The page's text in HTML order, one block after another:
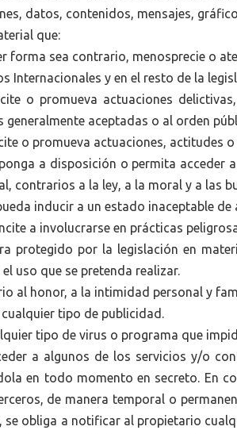
datos, contenidos, mensajes,
que:
forma sea contrario, menosprecie o
Internacionales y en el resto de la
o promueva actuaciones
generalmente aceptadas o al orden
o promueva actuaciones, actitudes
a disposición o permita acceder
contrarios a la ley, a la moral y a las
inducir a un estado inaceptable de
a involucrarse en prácticas
protegido por la legislación en
uso que se pretenda realizar.
al honor, a la intimidad personal y
tipo de publicidad.
tipo de virus o programa que
a algunos de los servicios y/o
en todo momento en secreto. En
de manera temporal o
se obliga a notificar al propietario